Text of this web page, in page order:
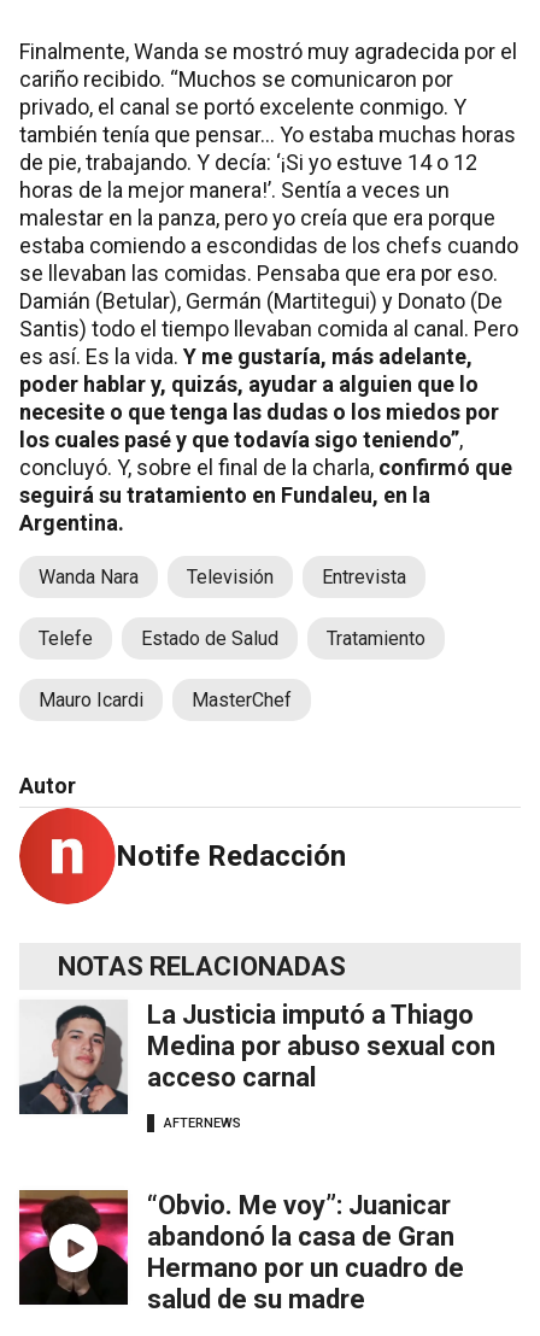
Finalmente, Wanda se mostró muy agradecida por el
cariño recibido. “Muchos se comunicaron por
privado, el canal se portó excelente conmigo. Y
también tenía que pensar... Yo estaba muchas horas
de pie, trabajando. Y decía: ‘¡Si yo estuve 14 o 12
horas de la mejor manera!’. Sentía a veces un
malestar en la panza, pero yo creía que era porque
estaba comiendo a escondidas de los chefs cuando
se llevaban las comidas. Pensaba que era por eso.
Damián (Betular), Germán (Martitegui) y Donato (De
Santis) todo el tiempo llevaban comida al canal. Pero
es así. Es la vida. Y me gustaría, más adelante,
poder hablar y, quizás, ayudar a alguien que lo
necesite o que tenga las dudas o los miedos por
los cuales pasé y que todavía sigo teniendo”,
concluyó. Y, sobre el final de la charla, confirmó que
seguirá su tratamiento en Fundaleu, en la
Argentina.
Wanda Nara Televisión Entrevista
Telefe Estado de Salud Tratamiento
Mauro Icardi MasterChef
Autor
Notife Redacción
NOTAS RELACIONADAS
La Justicia imputó a Thiago
Medina por abuso sexual con
acceso carnal
AFTERNEWS
“Obvio. Me voy”: Juanicar
abandonó la casa de Gran
Hermano por un cuadro de
salud de su madre